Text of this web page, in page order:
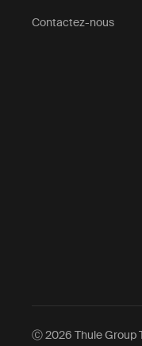
Contactez-nous
Ⓒ 2026 Thule Group